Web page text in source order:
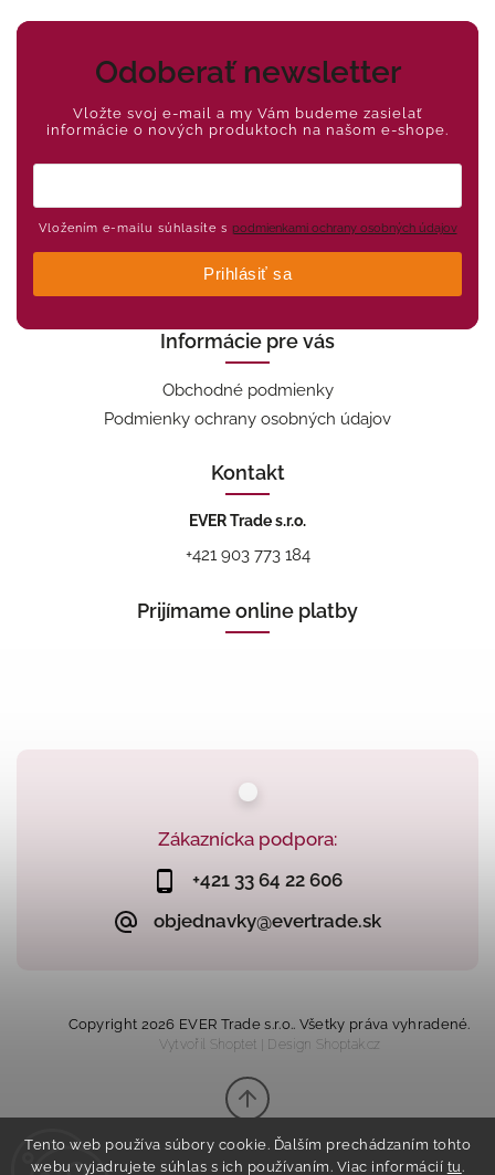
Tento web používa súbory cookie. Ďalším prechádzaním tohto
webu vyjadrujete súhlas s ich používaním. Viac informácií tu.
Zákaznícka podpora:
+421 33 64 22 606
objednavky@evertrade.sk
Odoberať newsletter
Vložte svoj e-mail a my Vám budeme zasielať
informácie o nových produktoch na našom e-shope.
Vložením e-mailu súhlasíte s podmienkami ochrany osobných údajov
Prihlásiť sa
Informácie pre vás
Obchodné podmienky
Podmienky ochrany osobných údajov
Kontakt
EVER Trade s.r.o.
+421 903 773 184
Prijímame online platby
Copyright 2026 EVER Trade s.r.o.. Všetky práva vyhradené.
Vytvořil Shoptet | Design Shoptak.cz